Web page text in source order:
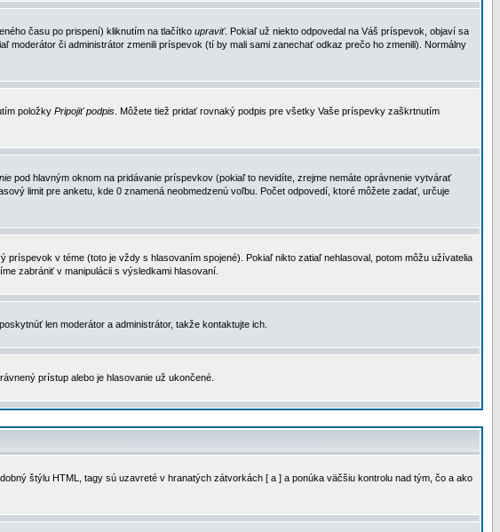
času po prispení) kliknutím na tlačítko upraviť. Pokiaľ už niekto odpovedal na Váš príspevok, objaví sa
či administrátor zmenili príspevok (tí by mali sami zanechať odkaz prečo ho zmenili). Normálny
položky Pripojiť podpis . Môžete tiež pridať rovnaký podpis pre všetky Vaše príspevky zaškrtnutím
pod hlavným oknom na pridávanie príspevkov (pokiaľ to nevidíte, zrejme nemáte oprávnenie vytvárať
limit pre anketu, kde 0 znamená neobmedzenú voľbu. Počet odpovedí, ktoré môžete zadať, určuje
v téme (toto je vždy s hlasovaním spojené). Pokiaľ nikto zatiaľ nehlasoval, potom môžu užívatelia
zabrániť v manipulácii s výsledkami hlasovaní.
len moderátor a administrátor, takže kontaktujte ich.
prístup alebo je hlasovanie už ukončené.
štýlu HTML, tagy sú uzavreté v hranatých zátvorkách [ a ] a ponúka väčšiu kontrolu nad tým, čo a ako